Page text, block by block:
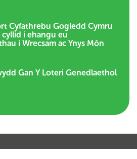
Cyfathrebu Gogledd Cymru
cyllid i ehangu eu
i Wrecsam ac Ynys Môn
Gan Y Loteri Genedlaethol